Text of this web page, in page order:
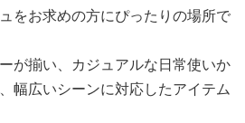
をお求めの方にぴったりの場所で
が揃い、カジュアルな日常使いか
幅広いシーンに対応したアイテム